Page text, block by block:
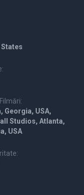
Georgia, USA,
Studios, Atlanta,
USA